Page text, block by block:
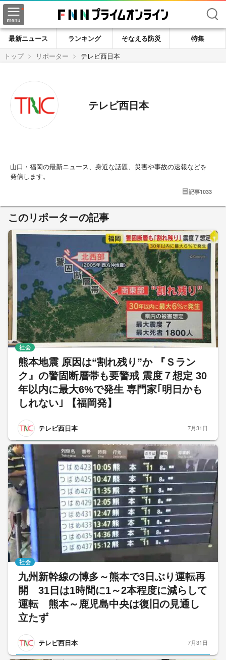
検索
最新ニュース ランキング そなえる防災
特集
トップ
リポーター テレビ西日本
テレビ西日本
山口・福岡の最新ニュース、身近な話題、災害や事故の速報などを
発信します。
記事1033
このリポーターの記事
熊本地震 原因は“割れ残り”か 『Ｓラン
ク』の警固断層帯も要警戒 震度７想定 30
年以内に最大6%で発生 専門家｢明日かも
しれない｣ 【福岡発】
テレビ西日本
社会
7月31日
九州新幹線の博多～熊本で3日ぶり運転再
開 31日は1時間に1～2本程度に減らして
運転 熊本～鹿児島中央は復旧の見通し
立たず
テレビ西日本
社会
7月31日